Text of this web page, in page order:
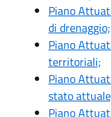
Piano
di drenaggio;
Piano
territoriali;
Piano
stato
Piano